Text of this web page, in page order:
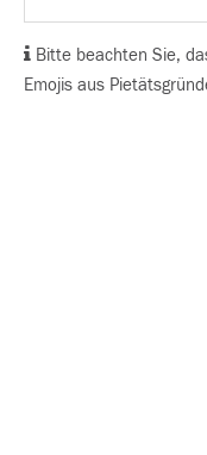
Bitte beachten Sie,
Emojis aus